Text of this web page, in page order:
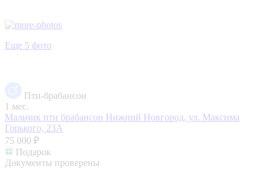
Еще 5 фото
Пти-брабансон
1 мес.
Мальчик пти брабансон Нижний Новгород, ул. Максима
Горького, 23А
75 000 ₽
Подарок
Документы проверены